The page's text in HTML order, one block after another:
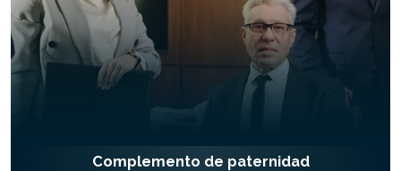
Complemento de paternidad